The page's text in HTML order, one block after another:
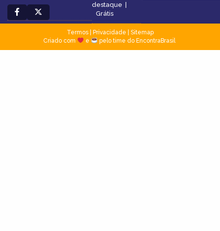
destaque
Grátis
Termos| Privacidade
Sitemap
Criado com
e pelo time do EncontraBrasil